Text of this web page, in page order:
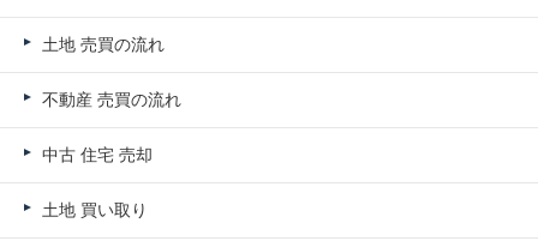
土地 売買の流れ
不動産 売買の流れ
中古 住宅 売却
土地 買い取り